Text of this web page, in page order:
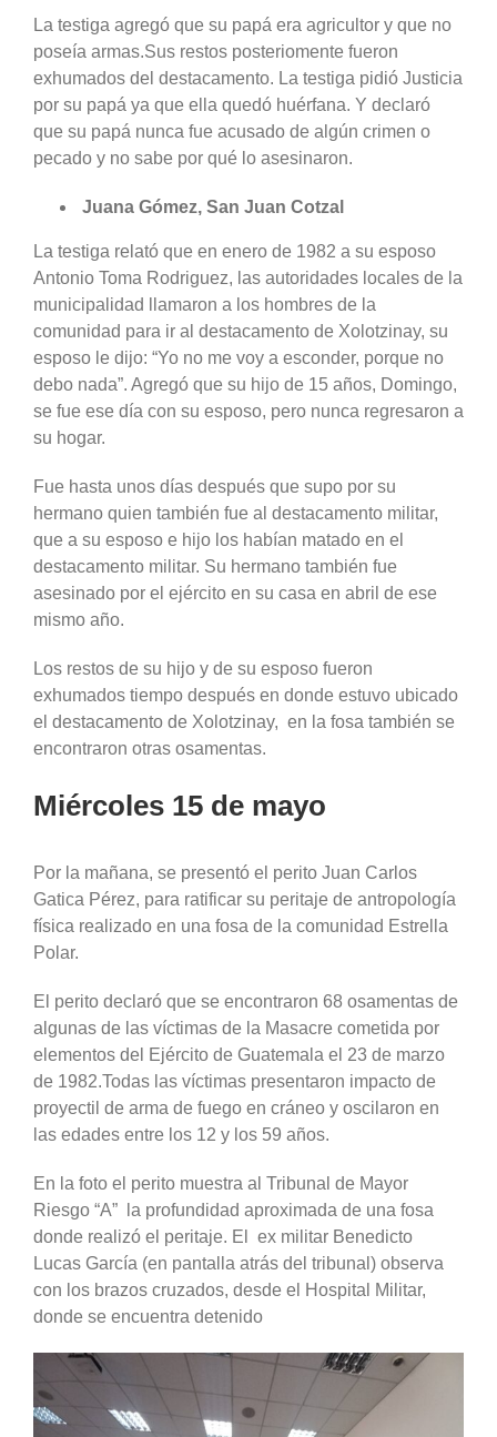
La testiga agregó que su papá era agricultor y que no
poseía armas.Sus restos posteriomente fueron
exhumados del destacamento. La testiga pidió Justicia
por su papá ya que ella quedó huérfana. Y declaró
que su papá nunca fue acusado de algún crimen o
pecado y no sabe por qué lo asesinaron.
Juana Gómez, San Juan Cotzal
La testiga relató que en enero de 1982 a su esposo
Antonio Toma Rodriguez, las autoridades locales de la
municipalidad llamaron a los hombres de la
comunidad para ir al destacamento de Xolotzinay, su
esposo le dijo: “Yo no me voy a esconder, porque no
debo nada”. Agregó que su hijo de 15 años, Domingo,
se fue ese día con su esposo, pero nunca regresaron a
su hogar.
Fue hasta unos días después que supo por su
hermano quien también fue al destacamento militar,
que a su esposo e hijo los habían matado en el
destacamento militar. Su hermano también fue
asesinado por el ejército en su casa en abril de ese
mismo año.
Los restos de su hijo y de su esposo fueron
exhumados tiempo después en donde estuvo ubicado
el destacamento de Xolotzinay, en la fosa también se
encontraron otras osamentas.
Miércoles 15 de mayo
Por la mañana, se presentó el perito Juan Carlos
Gatica Pérez, para ratificar su peritaje de antropología
física realizado en una fosa de la comunidad Estrella
Polar.
El perito declaró que se encontraron 68 osamentas de
algunas de las víctimas de la Masacre cometida por
elementos del Ejército de Guatemala el 23 de marzo
de 1982.Todas las víctimas presentaron impacto de
proyectil de arma de fuego en cráneo y oscilaron en
las edades entre los 12 y los 59 años.
En la foto el perito muestra al Tribunal de Mayor
Riesgo “A” la profundidad aproximada de una fosa
donde realizó el peritaje. El ex militar Benedicto
Lucas García (en pantalla atrás del tribunal) observa
con los brazos cruzados, desde el Hospital Militar,
donde se encuentra detenido